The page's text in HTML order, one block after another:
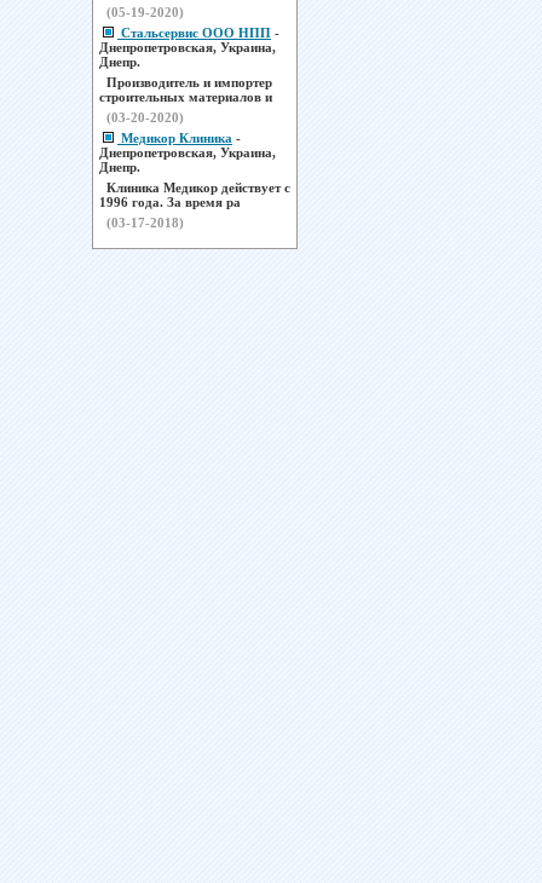
(05-19-2020)
Стальсервис ООО НПП -
Днепропетровская, Украина,
Днепр.
Производитель и импортер
строительных материалов и
(03-20-2020)
Медикор Клиника -
Днепропетровская, Украина,
Днепр.
Клиника Медикор действует с
1996 года. За время ра
(03-17-2018)